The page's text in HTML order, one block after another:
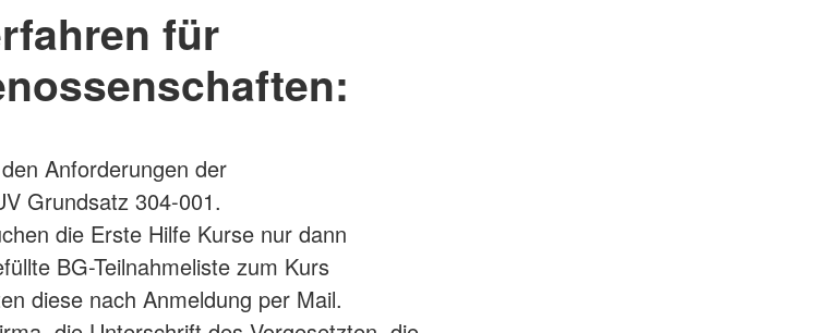
für
Anforderungen der
Grundsatz 304-001.
die Erste Hilfe Kurse nur dann
BG-Teilnahmeliste zum Kurs
diese nach Anmeldung per Mail.